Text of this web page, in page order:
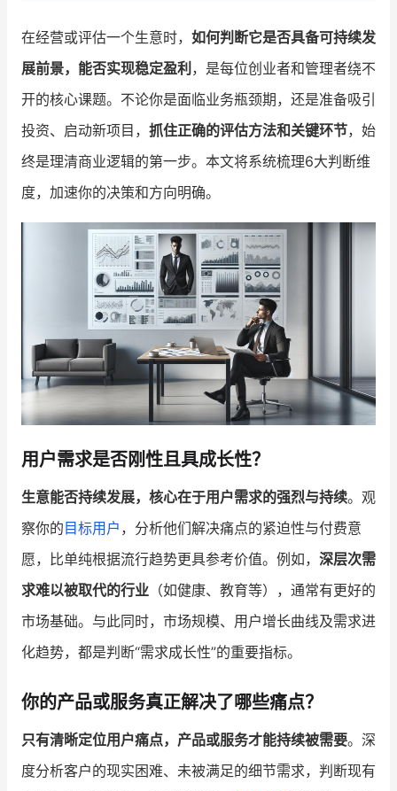
品牌消费观 行业报告
新零售资讯
培训课程
私域课程 新零售内参
增长俱乐部 有赞商盟
社群交流
入驻有赞 认证代理商
认证服务商 设计服务商
有赞云 数据通服务
在经营或评估一个生意时， 如何判断它是否具备可持续发
展前景，能否实现稳定盈利 ，是每位创业者和管理者绕不
开的核心课题。不论你是面临业务瓶颈期，还是准备吸引
投资、启动新项目， 抓住正确的评估方法和关键环节，始
终是理清商业逻辑的第一步。本文将系统梳理6大判断维
度，加速你的决策和方向明确。
用户需求是否刚性且具成长性？
生意能否持续发展，核心在于用户需求的强烈与持续。观
察你的目标用户 ，分析他们解决痛点的紧迫性与付费意
愿，比单纯根据流行趋势更具参考价值。例如， 深层次需
求难以被取代的行业 （如健康、教育等），通常有更好的
市场基础。与此同时，市场规模、用户增长曲线及需求进
化趋势，都是判断“需求成长性”的重要指标。
你的产品或服务真正解决了哪些痛点？
只有清晰定位用户痛点，产品或服务才能持续被需要。深
度分析客户的现实困难、未被满足的细节需求，判断现有